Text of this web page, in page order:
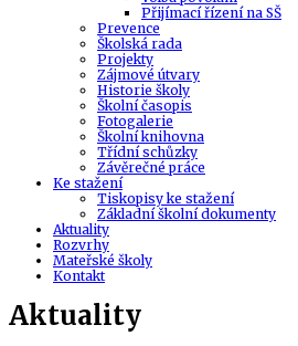
Přijímací řízení na SŠ
Prevence
Školská rada
Projekty
Zájmové útvary
Historie školy
Školní časopis
Fotogalerie
Školní knihovna
Třídní schůzky
Závěrečné práce
Ke stažení
Tiskopisy ke stažení
Základní školní dokumenty
Aktuality
Rozvrhy
Mateřské školy
Kontakt
Aktuality